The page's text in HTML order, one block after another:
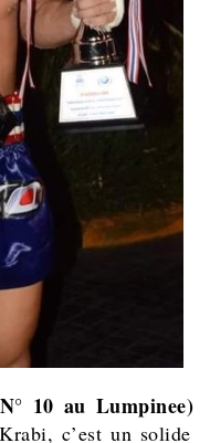
10 au Lumpinee)
c’est un solide